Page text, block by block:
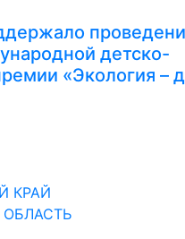
детско-
«Экология –
КРАЙ